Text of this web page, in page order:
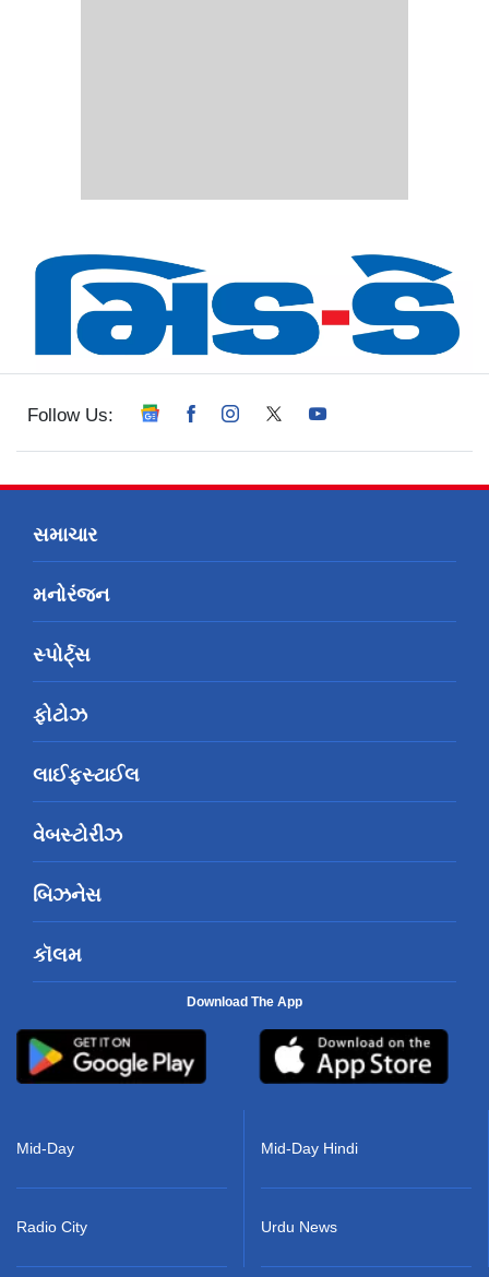
Follow Us:
સમાચાર
મનોરંજન
સ્પોર્ટ્સ
ફોટોઝ
લાઈફસ્ટાઈલ
વેબસ્ટોરીઝ
બિઝનેસ
કૉલમ
Download The App
Mid-Day
Radio City
Mid-Day Hindi
Urdu News